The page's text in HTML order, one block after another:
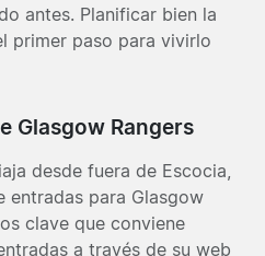
antes. Planificar bien la
primer paso para vivirlo
Glasgow Rangers
desde fuera de Escocia,
entradas para Glasgow
clave que conviene
a través de su web